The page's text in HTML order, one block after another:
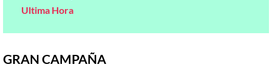
Ultima Hora
GRAN CAMPAÑA